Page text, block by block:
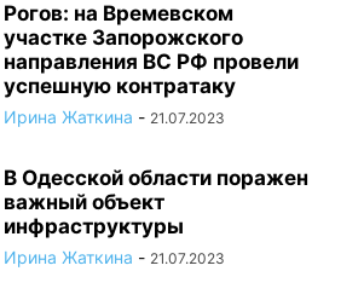
Рогов: на Времевском
участке Запорожского
направления ВС РФ провели
успешную контратаку
Ирина Жаткина - 21.07.2023
В Одесской области поражен
важный объект
инфраструктуры
Ирина Жаткина - 21.07.2023